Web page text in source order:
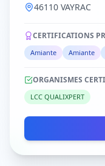
46110 VAYRAC
CERTIFICATIONS
Amiante Amiante
ORGANISMES
LCC QUALIXPERT